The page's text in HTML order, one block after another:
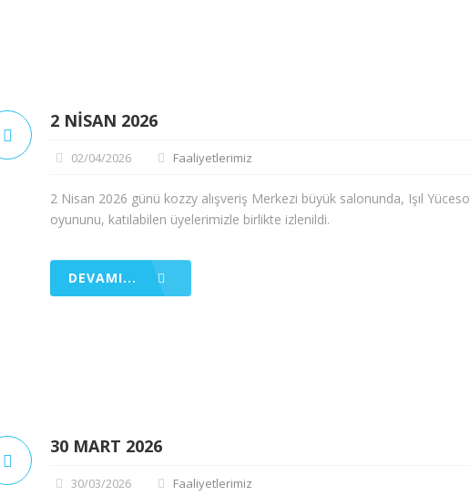
2 NISAN 2026
02/04/2026 Faaliyetlerimiz
2 Nisan 2026 günü kozzy alışveriş Merkezi büyük salonunda, Işıl
oyununu, katılabilen üyelerimizle birlikte izlenildi.
DEVAMI...
30 MART 2026
30/03/2026 Faaliyetlerimiz